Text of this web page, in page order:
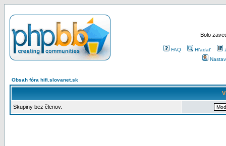
Bolo
FAQ Hľadať
Obsah fóra hifi.slovanet.sk
Skupiny bez členov.